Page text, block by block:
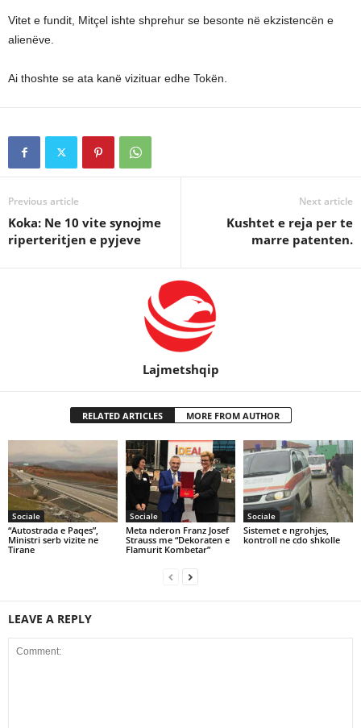
Vitet e fundit, Mitçel ishte shprehur se besonte në ekzistencën e
alienëve.
Ai thoshte se ata kanë vizituar edhe Tokën.
Previous article
Koka: Ne 10 vite synojme
riperteritjen e pyjeve
Next article
Kushtet e reja per te
marre patenten.
Lajmetshqip
RELATED ARTICLES MORE FROM AUTHOR
Sociale
“Autostrada e Paqes”,
Ministri serb vizite ne
Tirane
Sociale
Meta nderon Franz Josef
Strauss me “Dekoraten e
Flamurit Kombetar”
Sociale
Sistemet e ngrohjes,
kontroll ne cdo shkolle
LEAVE A REPLY